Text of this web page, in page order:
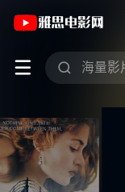
电影_最新电
 